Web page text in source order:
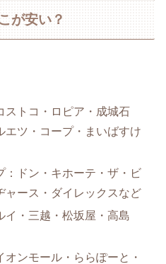
が安い？
ストコ・ロピア・成城石
エツ・コープ・まいばすけ
：ドン・キホーテ・ザ・ビ
ャース・ダイレックスなど
イ・三越・松坂屋・高島
ンモール・ららぽーと・